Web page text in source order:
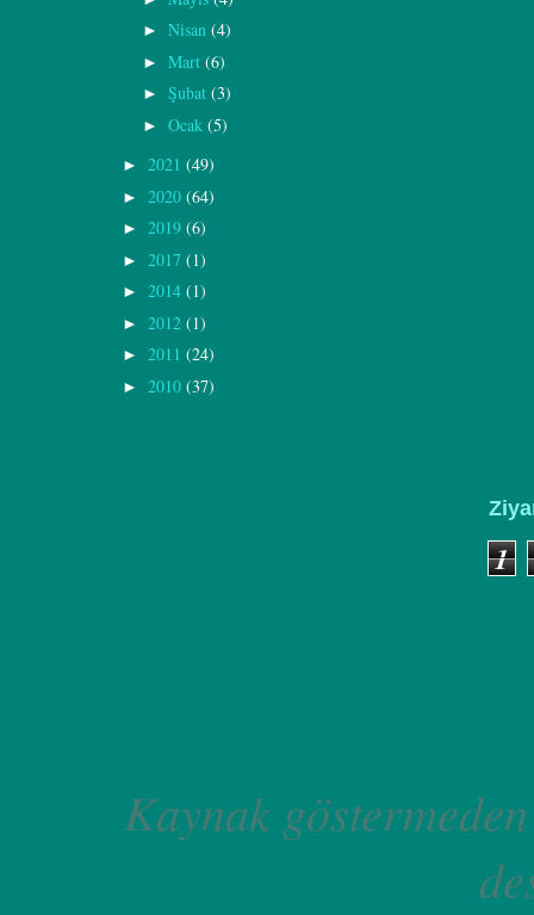
► Nisan (4)
► Mart (6)
► Şubat (3)
► Ocak (5)
► 2021 (49)
► 2020 (64)
► 2019 (6)
► 2017 (1)
► 2014 (1)
► 2012 (1)
► 2011 (24)
► 2010 (37)
1
Kaynak